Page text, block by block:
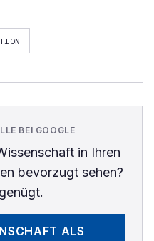
BEI GOOGLE
in Ihren
bevorzugt sehen?
ALS